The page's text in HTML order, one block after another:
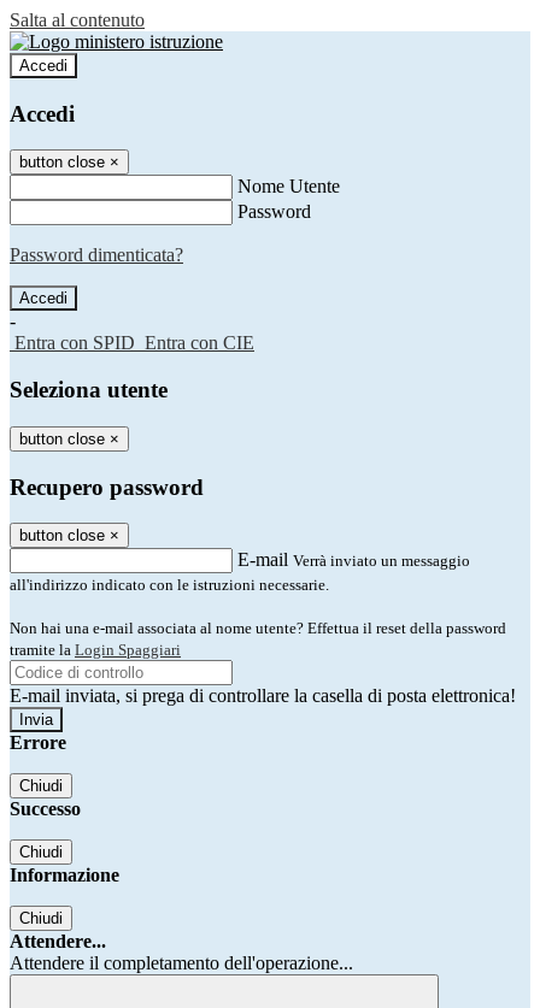
Salta al contenuto
Accedi
Accedi
button close ×
Nome Utente
Password
Password dimenticata?
-
Entra con SPID Entra con CIE
Seleziona utente
button close ×
Recupero password
button close ×
E-mail Verrà inviato un messaggio
all'indirizzo indicato con le istruzioni necessarie.
Non hai una e-mail associata al nome utente? Effettua il reset della password
tramite la Login Spaggiari
E-mail inviata, si prega di controllare la casella di posta elettronica!
Errore
Chiudi
Successo
Chiudi
Informazione
Chiudi
Attendere...
Attendere il completamento dell'operazione...